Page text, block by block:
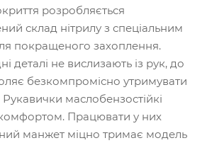
розробляється
склад нітрилу з спеціальним
покращеного захоплення.
деталі не вислизають із рук, до
безкомпромісно утримувати
маслобензостійкі
комфортом. Працювати у них
манжет міцно тримає модель